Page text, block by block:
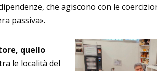
che agiscono con le
passiva».
quello
le località del